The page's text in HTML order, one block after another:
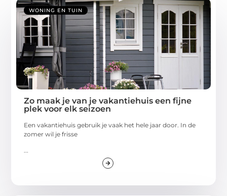
WONING EN TUIN
Zo maak je van je vakantiehuis een fijne
plek voor elk seizoen
Een vakantiehuis gebruik je vaak het hele jaar door. In de
zomer wil je frisse
...